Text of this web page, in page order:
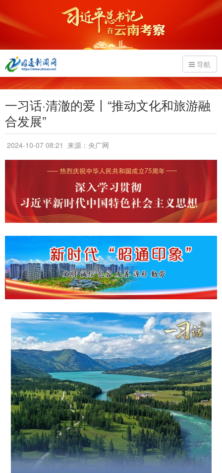
导航
一习话·清澈的爱丨“推动文化和旅游融
合发展”
2024-10-07 08:21 来源：央广网